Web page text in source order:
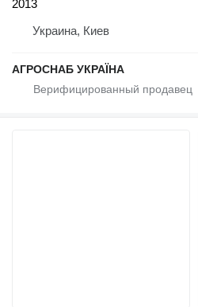
2013
Украина, Киев
АГРОСНАБ УКРАЇНА